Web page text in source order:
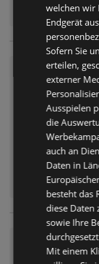
welchen wir
Endgerät
Sofern Sie
erteilen,
externer
Ausspielen
die
auch an
Daten in
besteht das
diese Daten
sowie Ihre
Mit einem